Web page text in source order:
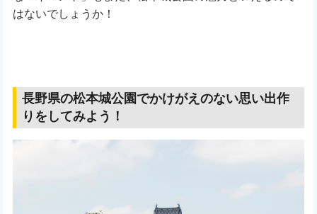
はないでしょうか！
長野県の松本城公園でかけがえのない思い出作
りをしてみよう！